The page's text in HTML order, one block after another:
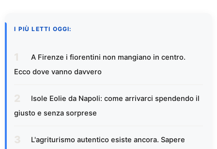
I PIÙ LETTI OGGI:
A Firenze i fiorentini non mangiano in centro.
Ecco dove vanno davvero
Isole Eolie da Napoli: come arrivarci spendendo il
giusto e senza sorprese
L'agriturismo autentico esiste ancora. Sapere